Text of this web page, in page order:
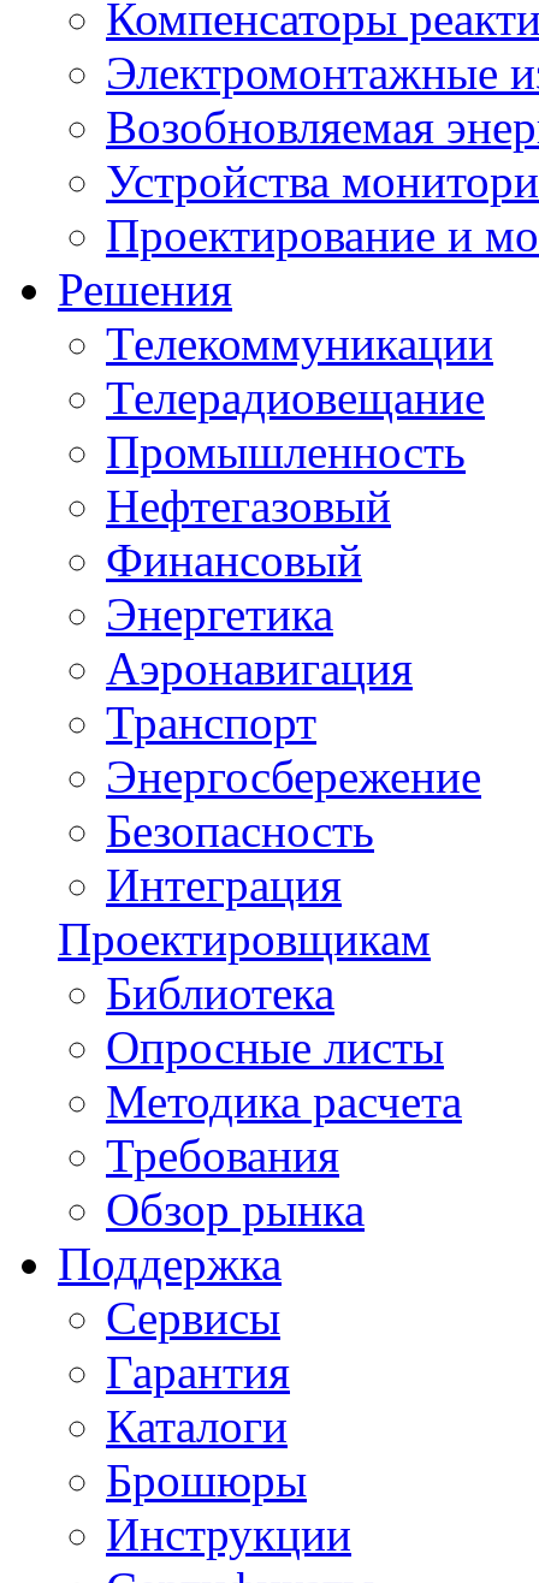
Компенсаторы
Электромонтажные
Возобновляемая
Устройства
Проектирование и
Решения
Телекоммуникации
Телерадиовещание
Промышленность
Нефтегазовый
Финансовый
Энергетика
Аэронавигация
Транспорт
Энергосбережение
Безопасность
Интеграция
Проектировщикам
Библиотека
Опросные листы
Методика расчета
Требования
Обзор рынка
Поддержка
Сервисы
Гарантия
Каталоги
Брошюры
Инструкции